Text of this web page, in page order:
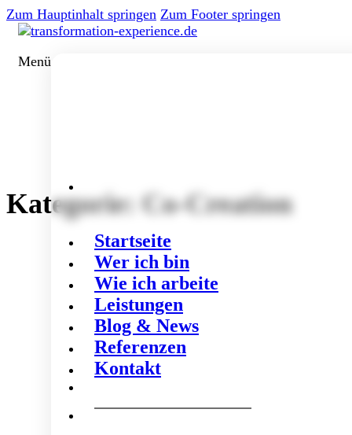
Zum Hauptinhalt springen Zum Footer springen
Menü
Startseite
Wer ich bin
Wie ich arbeite
Leistungen
Blog & News
Referenzen
Kontakt
Kategorie:Co-Creation